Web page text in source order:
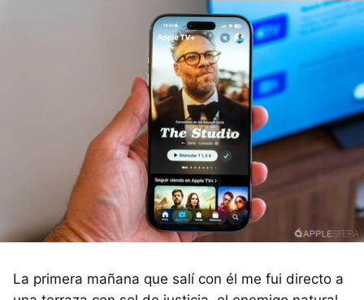
La primera mañana que salí con él me fui directo a